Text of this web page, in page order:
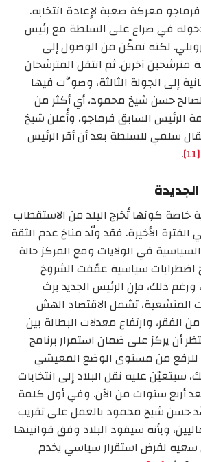
معركة صعبة لإعادة انتخابه.
في صراع على السلطة مع رئيس
لكنه تمكّن من الوصول إلى
مترشحين آخرين. ثم انتقل المترشحان
إلى الجولة الثالثة، وصوَّت فيها
برلمانيًا لصالح حسن شيخ محمود، أي أكثر من
الرئيس السابق فرماجو، وأُعلن شيخ
سلمي للسلطة بعد أن أقر الرئيس
[11]
.
خاصة كونها تُخرج البلد من الاستقطاب
الأخيرة. فقد ولّد مناخ عدم الثقة
في الولايات ومع المركز حالة
اضطرابات سياسية عمّقت الشروخ
ورغم ذلك، فإن الرئيس الجديد يرث
المتشعبة، تشمل الاقتصاد الهش
الفقر، وارتفاع معدلات البطالة بين
أن يركز على ضمان استمرار برنامج
للرفع من مستوى الوضع المعيشي
سيتعيّن عليه نقل البلاد إلى انتخابات
أربع سنوات من الآن. وفي أول كلمة
حسن شيخ محمود بالعمل على تقريب
وبأنه سيقود البلاد وفق قوانينها
سعيه لفرض استقرار سياسي يخدم